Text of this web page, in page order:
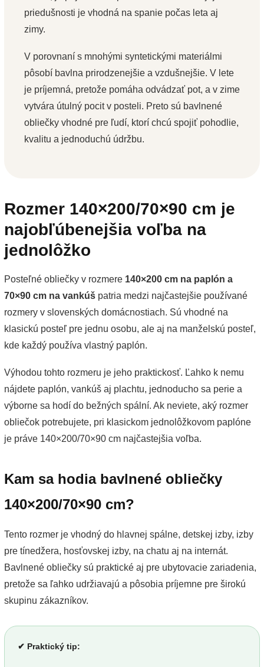
priedušnosti je vhodná na spanie počas leta aj
zimy.
V porovnaní s mnohými syntetickými materiálmi
pôsobí bavlna prirodzenejšie a vzdušnejšie. V lete
je príjemná, pretože pomáha odvádzať pot, a v zime
vytvára útulný pocit v posteli. Preto sú bavlnené
obliečky vhodné pre ľudí, ktorí chcú spojiť pohodlie,
kvalitu a jednoduchú údržbu.
Rozmer 140×200/70×90 cm je
najobľúbenejšia voľba na
jednolôžko
Posteľné obliečky v rozmere 140×200 cm na paplón a
70×90 cm na vankúš patria medzi najčastejšie používané
rozmery v slovenských domácnostiach. Sú vhodné na
klasickú posteľ pre jednu osobu, ale aj na manželskú posteľ,
kde každý používa vlastný paplón.
Výhodou tohto rozmeru je jeho praktickosť. Ľahko k nemu
nájdete paplón, vankúš aj plachtu, jednoducho sa perie a
výborne sa hodí do bežných spální. Ak neviete, aký rozmer
obliečok potrebujete, pri klasickom jednolôžkovom paplóne
je práve 140×200/70×90 cm najčastejšia voľba.
Kam sa hodia bavlnené obliečky
140×200/70×90 cm?
Tento rozmer je vhodný do hlavnej spálne, detskej izby, izby
pre tínedžera, hosťovskej izby, na chatu aj na internát.
Bavlnené obliečky sú praktické aj pre ubytovacie zariadenia,
pretože sa ľahko udržiavajú a pôsobia príjemne pre širokú
skupinu zákazníkov.
✔ Praktický tip: